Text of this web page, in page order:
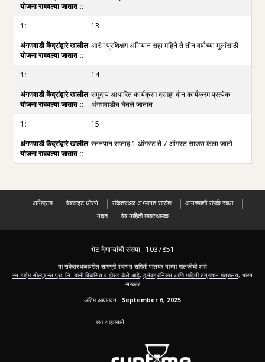
13
आरंभ प्रशिक्षण अभियान सहा महिने ते तीन वर्षाच्या मुलांसाठी
14
समुदाय आधारित कार्यक्रम दरमहा दोन कार्यक्रम प्रत्येक
अंगणवाडीत घेतले जातात
15
स्तनपान सप्ताह 1 ऑगस्ट ते 7 ऑगस्ट साजरा केला जातो
अभिप्राय वेबसाइट धोरणे संकेतस्थळ अभ्यागत सारांश
आमच्याशी संपर्क साधा
मदत
वेब माहिती व्यवस्थापक
भेट देणाऱ्यांची संख्या : 1037851
या संकेतस्थळावरील सामग्री पंचायत समिती पालघर यांच्या मालकीची आहे
रन टाईम सोल्यूशन्स प्रा. लि. यांनी विकसित व होस्ट केले आहे, इलेक्ट्रॉनिक्स आणि माहिती तंत्रज्ञान मंत्रालय, भारत
सरकार
अंतिम अद्ययावत : September 6, 2025
च्या साहाय्याने